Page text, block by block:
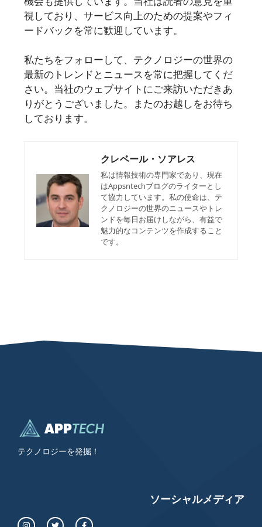
視しており、サービス向上のための提案やフィ
ードバックを常に歓迎しています。
私たちをフォローして、テクノロジーの世界の
最新のトレンドとニュースを常に把握してくだ
さい。当社のウェブサイトにご来訪いただきあ
りがとうございました。またのお越しをお待ち
しております。
クレベール・ソアレス
私は情報技術の専門家であり、現在
はAppsntechブログのライターとし
て協力しています。私の使命は、テ
クノロジーの世界のニュースやトレ
ンドを毎日お届けしながら、有益で
魅力的なコンテンツを作成すること
です。
テクノロジーを発掘！
ソーシャルメディア